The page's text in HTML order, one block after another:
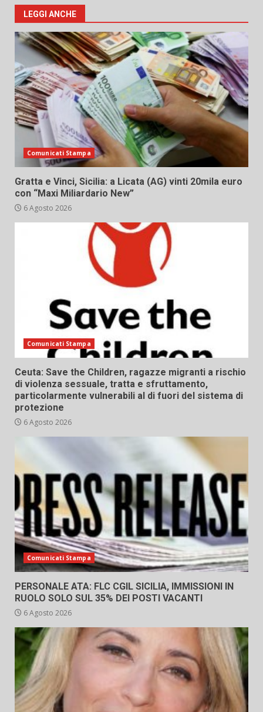
LEGGI ANCHE
Comunicati Stampa
Gratta e Vinci, Sicilia: a Licata (AG) vinti 20mila euro
con “Maxi Miliardario New”
6 Agosto 2026
Comunicati Stampa
Ceuta: Save the Children, ragazze migranti a rischio
di violenza sessuale, tratta e sfruttamento,
particolarmente vulnerabili al di fuori del sistema di
protezione
6 Agosto 2026
Comunicati Stampa
PERSONALE ATA: FLC CGIL SICILIA, IMMISSIONI IN
RUOLO SOLO SUL 35% DEI POSTI VACANTI
6 Agosto 2026